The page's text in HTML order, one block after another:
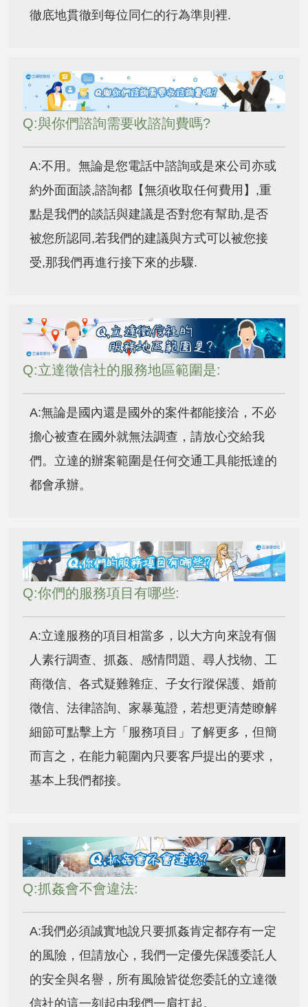
徹底地貫徹到每位同仁的行為準則裡.
Q:與你們諮詢需要收諮詢費嗎?
A:不用。無論是您電話中諮詢或是來公司亦或
約外面面談,諮詢都【無須收取任何費用】,重
點是我們的談話與建議是否對您有幫助,是否
被您所認同,若我們的建議與方式可以被您接
受,那我們再進行接下來的步驟.
Q:立達徵信社的服務地區範圍是:
A:無論是國內還是國外的案件都能接洽，不必
擔心被查在國外就無法調查，請放心交給我
們。立達的辦案範圍是任何交通工具能抵達的
都會承辦。
Q:你們的服務項目有哪些:
A:立達服務的項目相當多，以大方向來說有個
人素行調查、抓姦、感情問題、尋人找物、工
商徵信、各式疑難雜症、子女行蹤保護、婚前
徵信、法律諮詢、家暴蒐證，若想更清楚瞭解
細節可點擊上方「服務項目」了解更多，但簡
而言之，在能力範圍內只要客戶提出的要求，
基本上我們都接。
Q:抓姦會不會違法:
A:我們必須誠實地說只要抓姦肯定都存有一定
的風險，但請放心，我們一定優先保護委託人
的安全與名譽，所有風險皆從您委託的立達徵
信社的這一刻起由我們一肩扛起。